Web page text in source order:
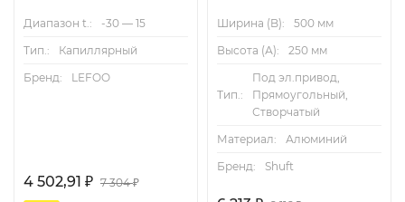
Диапазон t.:
-30 — 15
Тип.:
Капиллярный
Бренд:
LEFOO
4 502,91 ₽ 7 304₽
Ширина (B):
500 мм
Высота (А):
250 мм
Тип.:
Под эл.привод,
Прямоугольный,
Створчатый
Материал:
Алюминий
Бренд:
Shuft